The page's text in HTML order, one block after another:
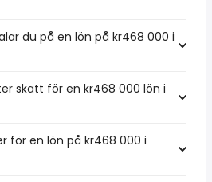
du på en lön på kr468 000 i
skatt för en kr468 000 lön i
för en lön på kr468 000 i